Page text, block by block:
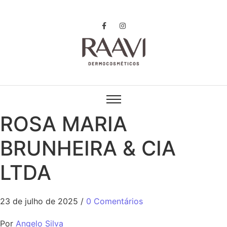
ROSA MARIA
BRUNHEIRA & CIA
LTDA
23 de julho de 2025 / 0 Comentários
Por Angelo Silva